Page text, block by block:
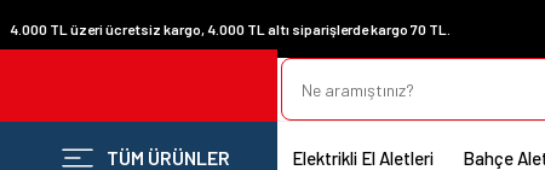
4.000 TL üzeri ücretsiz kargo, 4.000 TL altı siparişlerde kargo 70 TL.
TÜM ÜRÜNLER Elektrikli El Aletleri Bahçe